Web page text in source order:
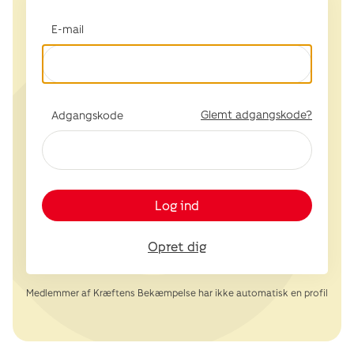
E-mail
Adgangskode Glemt adgangskode?
Log ind
Opret dig
Medlemmer af Kræftens Bekæmpelse har ikke automatisk en profil